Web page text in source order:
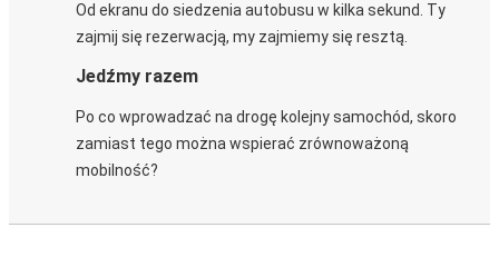
Od ekranu do siedzenia autobusu w kilka sekund. Ty
zajmij się rezerwacją, my zajmiemy się resztą.
Jedźmy razem
Po co wprowadzać na drogę kolejny samochód, skoro
zamiast tego można wspierać zrównoważoną
mobilność?